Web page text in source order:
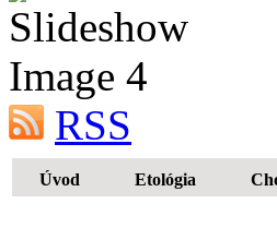
RSS
Úvod Etológia